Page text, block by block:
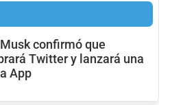
confirmó que
Twitter y lanzará una
App